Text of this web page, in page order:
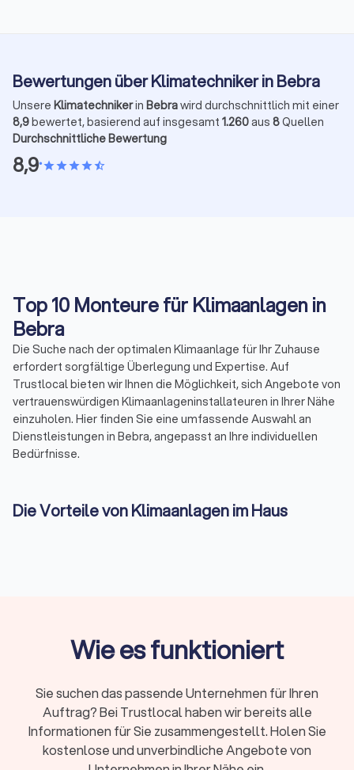
Bewertungen über Klimatechniker in Bebra
Unsere Klimatechnikerin Bebrawird durchschnittlich mit einer
8,9bewertet, basierend auf insgesamt 1.260aus 8Quellen
Durchschnittliche Bewertung
8,9•starstarstarstarstar_half
Top 10 Monteure für Klimaanlagen in
Bebra
Die Suche nach der optimalen Klimaanlage für Ihr Zuhause
erfordert sorgfältige Überlegung und Expertise. Auf
Trustlocal bieten wir Ihnen die Möglichkeit, sich Angebote von
vertrauenswürdigen Klimaanlageninstallateuren in Ihrer Nähe
einzuholen. Hier finden Sie eine umfassende Auswahl an
Dienstleistungen in Bebra, angepasst an Ihre individuellen
Bedürfnisse.
Die Vorteile von Klimaanlagen im Haus
Klimaanlage kaufen: Worauf Sie achten
sollten
Der Kauf einer Klimaanlage erfordert eine gründliche
Überlegung und Fachkenntnisse. Auf Trustlocal können Sie
sich von verschiedenen Anbietern in Bebra kostenlos und
Wie es funktioniert
Sie suchen das passende Unternehmen für Ihren
Auftrag? Bei Trustlocal haben wir bereits alle
Informationen für Sie zusammengestellt. Holen Sie
kostenlose und unverbindliche Angebote von